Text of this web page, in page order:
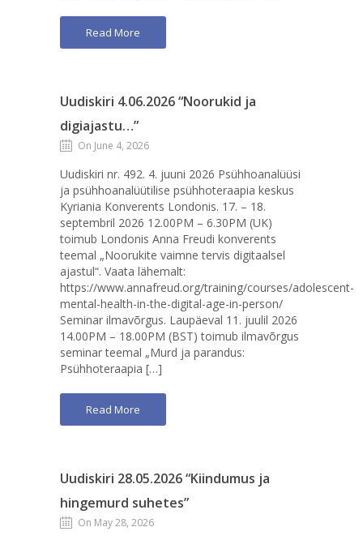
Read More
Uudiskiri 4.06.2026 “Noorukid ja
digiajastu…”
On June 4, 2026
Uudiskiri nr. 492. 4. juuni 2026 Psühhoanalüüsi
ja psühhoanalüütilise psühhoteraapia keskus
Kyriania Konverents Londonis. 17. – 18.
septembril 2026 12.00PM – 6.30PM (UK)
toimub Londonis Anna Freudi konverents
teemal „Noorukite vaimne tervis digitaalsel
ajastul“. Vaata lähemalt:
https://www.annafreud.org/training/courses/adolescent-
mental-health-in-the-digital-age-in-person/
Seminar ilmavõrgus. Laupäeval 11. juulil 2026
14.00PM – 18.00PM (BST) toimub ilmavõrgus
seminar teemal „Murd ja parandus:
Psühhoteraapia […]
Read More
Uudiskiri 28.05.2026 “Kiindumus ja
hingemurd suhetes”
On May 28, 2026